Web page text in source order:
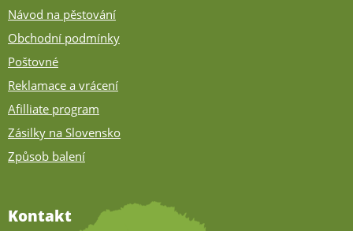
Návod na pěstování
Obchodní podmínky
Poštovné
Reklamace a vrácení
Afilliate program
Zásilky na Slovensko
Způsob balení
Kontakt